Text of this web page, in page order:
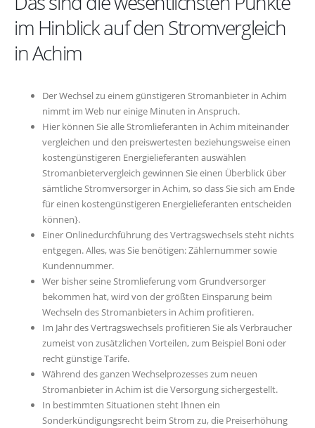
im Hinblick auf den Stromvergleich
in Achim
Der Wechsel zu einem günstigeren Stromanbieter in Achim
nimmt im Web nur einige Minuten in Anspruch.
Hier können Sie alle Stromlieferanten in Achim miteinander
vergleichen und den preiswertesten beziehungsweise einen
kostengünstigeren Energielieferanten auswählen
Stromanbietervergleich gewinnen Sie einen Überblick über
sämtliche Stromversorger in Achim, so dass Sie sich am Ende
für einen kostengünstigeren Energielieferanten entscheiden
können}.
Einer Onlinedurchführung des Vertragswechsels steht nichts
entgegen. Alles, was Sie benötigen: Zählernummer sowie
Kundennummer.
Wer bisher seine Stromlieferung vom Grundversorger
bekommen hat, wird von der größten Einsparung beim
Wechseln des Stromanbieters in Achim profitieren.
Im Jahr des Vertragswechsels profitieren Sie als Verbraucher
zumeist von zusätzlichen Vorteilen, zum Beispiel Boni oder
recht günstige Tarife.
Während des ganzen Wechselprozesses zum neuen
Stromanbieter in Achim ist die Versorgung sichergestellt.
In bestimmten Situationen steht Ihnen ein
Sonderkündigungsrecht beim Strom zu, die Preiserhöhung